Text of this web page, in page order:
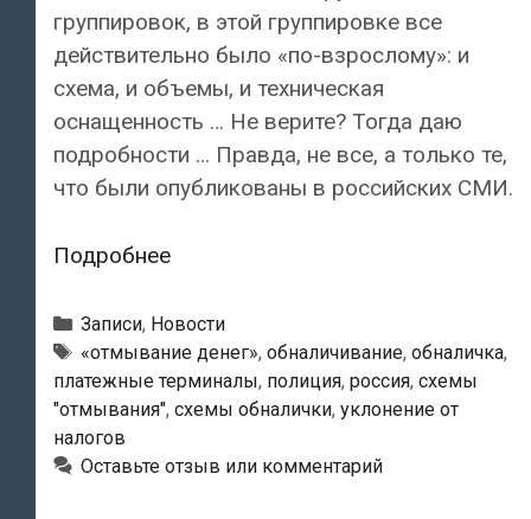
группировок, в этой группировке все
действительно было «по-взрослому»: и
схема, и объемы, и техническая
оснащенность … Не верите? Тогда даю
подробности … Правда, не все, а только те,
что были опубликованы в российских СМИ.
ПодробнееВ
выявлена
очередная
нелегальная
структура,
Рубрики
Записи, Новости
Метки
«отмывание денег», обналичивание, обналичка,
платежные терминалы, полиция, россия, схемы
"отмывания", схемы обналички, уклонение от
налогов
Оставьте отзыв или комментарий